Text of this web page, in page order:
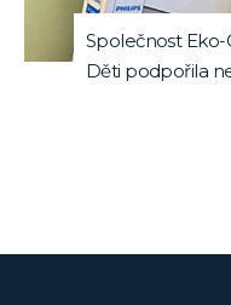
Společnost
Děti podpořila